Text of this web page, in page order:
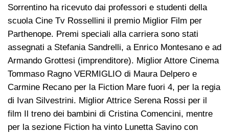
Sorrentino ha ricevuto dai professori e studenti della
scuola Cine Tv Rossellini il premio Miglior Film per
Parthenope. Premi speciali alla carriera sono stati
assegnati a Stefania Sandrelli, a Enrico Montesano e ad
Armando Grottesi (imprenditore). Miglior Attore Cinema
Tommaso Ragno VERMIGLIO di Maura Delpero e
Carmine Recano per la Fiction Mare fuori 4, per la regia
di Ivan Silvestrini. Miglior Attrice Serena Rossi per il
film Il treno dei bambini di Cristina Comencini, mentre
per la sezione Fiction ha vinto Lunetta Savino con